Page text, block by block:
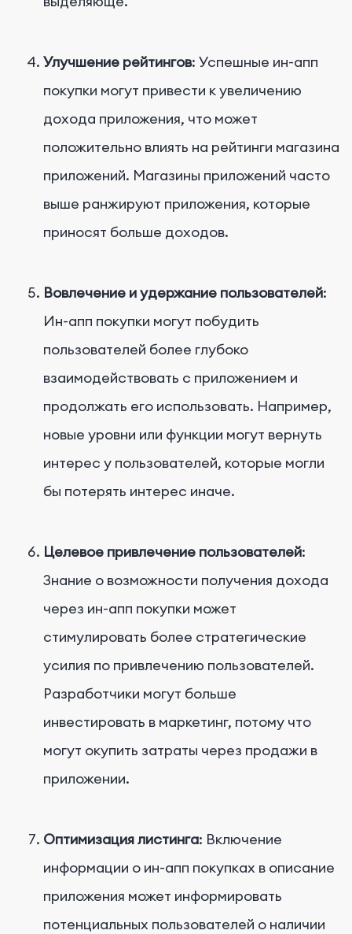
Улучшение рейтингов: Успешные ин-апп
покупки могут привести к увеличению
дохода приложения, что может
положительно влиять на рейтинги магазина
приложений. Магазины приложений часто
выше ранжируют приложения, которые
приносят больше доходов.
Вовлечение и удержание пользователей:
Ин-апп покупки могут побудить
пользователей более глубоко
взаимодействовать с приложением и
продолжать его использовать. Например,
новые уровни или функции могут вернуть
интерес у пользователей, которые могли
бы потерять интерес иначе.
Целевое привлечение пользователей:
Знание о возможности получения дохода
через ин-апп покупки может
стимулировать более стратегические
усилия по привлечению пользователей.
Разработчики могут больше
инвестировать в маркетинг, потому что
могут окупить затраты через продажи в
приложении.
Оптимизация листинга: Включение
информации о ин-апп покупках в описание
приложения может информировать
потенциальных пользователей о наличии